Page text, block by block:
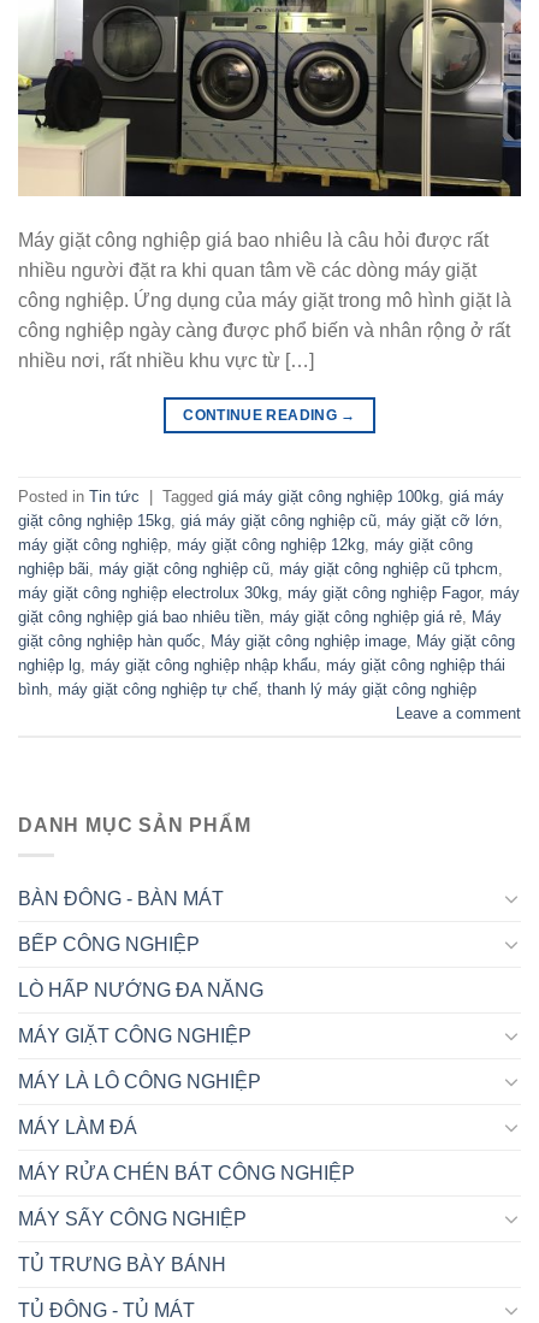
Máy giặt công nghiệp giá bao nhiêu là câu hỏi được rất
nhiều người đặt ra khi quan tâm về các dòng máy giặt
công nghiệp. Ứng dụng của máy giặt trong mô hình giặt là
công nghiệp ngày càng được phổ biến và nhân rộng ở rất
nhiều nơi, rất nhiều khu vực từ […]
CONTINUE READING →
Posted in Tin tức Tagged giá máy giặt công nghiệp 100kg, giá máy
giặt công nghiệp 15kg, giá máy giặt công nghiệp cũ, máy giặt cỡ lớn,
máy giặt công nghiệp, máy giặt công nghiệp 12kg, máy giặt công
nghiệp bãi, máy giặt công nghiệp cũ, máy giặt công nghiệp cũ tphcm,
máy giặt công nghiệp electrolux 30kg, máy giặt công nghiệp Fagor, máy
giặt công nghiệp giá bao nhiêu tiền, máy giặt công nghiệp giá rẻ, Máy
giặt công nghiệp hàn quốc, Máy giặt công nghiệp image, Máy giặt công
nghiệp lg, máy giặt công nghiệp nhập khẩu, máy giặt công nghiệp thái
bình, máy giặt công nghiệp tự chế, thanh lý máy giặt công nghiệp
Leave a comment
DANH MỤC SẢN PHẨM
BÀN ĐÔNG - BÀN MÁT
BẾP CÔNG NGHIỆP
LÒ HẤP NƯỚNG ĐA NĂNG
MÁY GIẶT CÔNG NGHIỆP
MÁY LÀ LÔ CÔNG NGHIỆP
MÁY LÀM ĐÁ
MÁY RỬA CHÉN BÁT CÔNG NGHIỆP
MÁY SẤY CÔNG NGHIỆP
TỦ TRƯNG BÀY BÁNH
TỦ ĐÔNG - TỦ MÁT